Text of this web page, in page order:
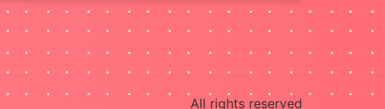
All rights reserved